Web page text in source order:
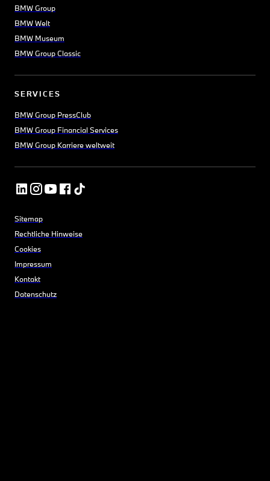
BMW Group
BMW Welt
BMW Museum
BMW Group Classic
SERVICES
BMW Group PressClub
BMW Group Financial Services
BMW Group Karriere weltweit
Sitemap
Rechtliche Hinweise
Cookies
Impressum
Kontakt
Datenschutz